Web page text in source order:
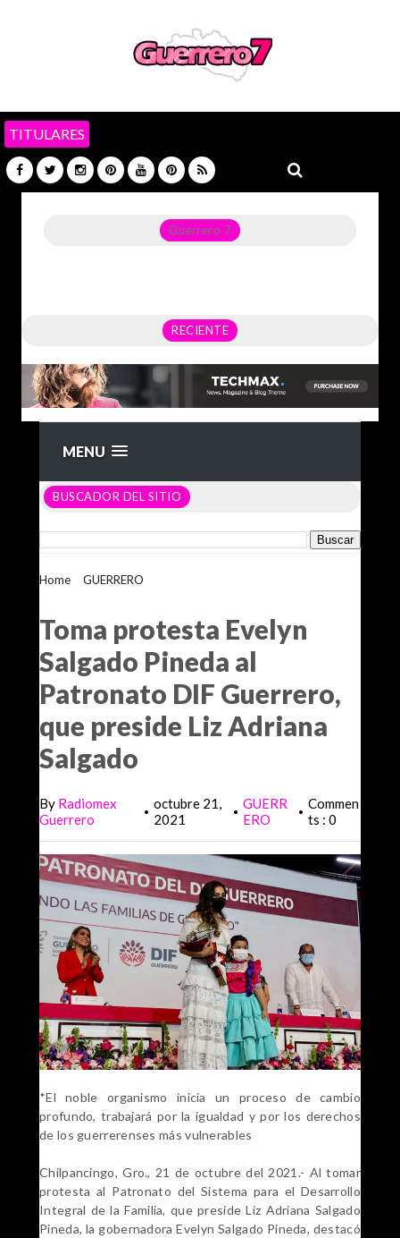
TITULARES
Guerrero 7
RECIENTE
MENU
BUSCADOR DEL SITIO
Home GUERRERO
Toma protesta Evelyn
Salgado Pineda al
Patronato DIF Guerrero,
que preside Liz Adriana
Salgado
By Radiomex
Guerrero
• octubre 21,
2021
• GUERR
ERO
• Commen
ts : 0
*El noble organismo inicia un proceso de cambio
profundo, trabajará por la igualdad y por los derechos
de los guerrerenses más vulnerables
Chilpancingo, Gro., 21 de octubre del 2021.- Al tomar
protesta al Patronato del Sistema para el Desarrollo
Integral de la Familia, que preside Liz Adriana Salgado
Pineda, la gobernadora Evelyn Salgado Pineda, destacó